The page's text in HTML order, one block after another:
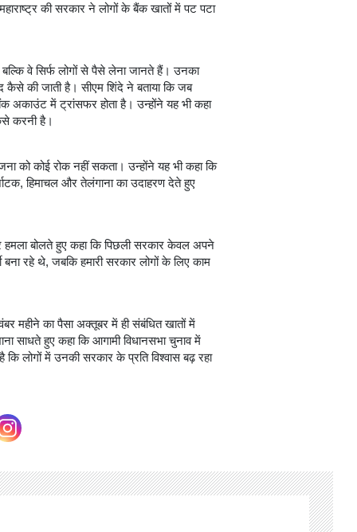
की सरकार ने लोगों के बैंक खातों में पट पटा
वे सिर्फ लोगों से पैसे लेना जानते हैं। उनका
की जाती है। सीएम शिंदे ने बताया कि जब
अकाउंट में ट्रांसफर होता है। उन्होंने यह भी कहा
करनी है।
को कोई रोक नहीं सकता। उन्होंने यह भी कहा कि
हिमाचल और तेलंगाना का उदाहरण देते हुए
हमला बोलते हुए कहा कि पिछली सरकार केवल अपने
बना रहे थे, जबकि हमारी सरकार लोगों के लिए काम
महीने का पैसा अक्तूबर में ही संबंधित खातों में
साधते हुए कहा कि आगामी विधानसभा चुनाव में
लोगों में उनकी सरकार के प्रति विश्वास बढ़ रहा